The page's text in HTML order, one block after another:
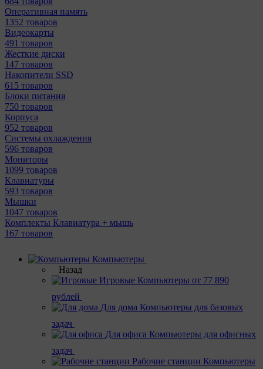
Оперативная память
1352 товаров
Видеокарты
491 товаров
Жесткие диски
147 товаров
Накопители SSD
615 товаров
Блоки питания
750 товаров
Корпуса
952 товаров
Системы охлаждения
596 товаров
Мониторы
1099 товаров
Клавиатуры
593 товаров
Мышки
1047 товаров
Комплекты Клавиатура + мышь
167 товаров
Компьютеры
Назад
Игровые Компьютеры от 77 890
рублей
Для дома Компьютеры для базовых
задач
Для офиса Компьютеры для офисных
задач
Рабочие станции Компьютеры